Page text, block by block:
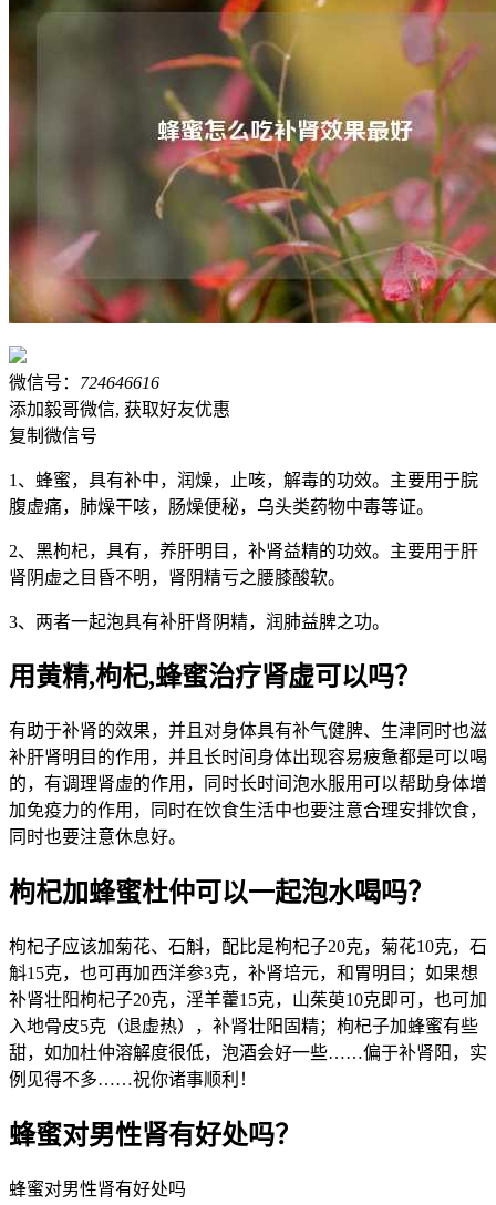
微信号： 724646616
添加毅哥微信, 获取好友优惠
复制微信号
1、蜂蜜，具有补中，润燥，止咳，解毒的功效。主要用于脘
腹虚痛，肺燥干咳，肠燥便秘，乌头类药物中毒等证。
2、黑枸杞，具有，养肝明目，补肾益精的功效。主要用于肝
肾阴虚之目昏不明，肾阴精亏之腰膝酸软。
3、两者一起泡具有补肝肾阴精，润肺益脾之功。
用黄精,枸杞,蜂蜜治疗肾虚可以吗？
有助于补肾的效果，并且对身体具有补气健脾、生津同时也滋
补肝肾明目的作用，并且长时间身体出现容易疲惫都是可以喝
的，有调理肾虚的作用，同时长时间泡水服用可以帮助身体增
加免疫力的作用，同时在饮食生活中也要注意合理安排饮食，
同时也要注意休息好。
枸杞加蜂蜜杜仲可以一起泡水喝吗？
枸杞子应该加菊花、石斛，配比是枸杞子20克，菊花10克，石
斛15克，也可再加西洋参3克，补肾培元，和胃明目；如果想
补肾壮阳枸杞子20克，淫羊藿15克，山茱萸10克即可，也可加
入地骨皮5克（退虚热），补肾壮阳固精；枸杞子加蜂蜜有些
甜，如加杜仲溶解度很低，泡酒会好一些……偏于补肾阳，实
例见得不多……祝你诸事顺利！
蜂蜜对男性肾有好处吗？
蜂蜜对男性肾有好处吗